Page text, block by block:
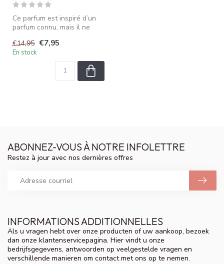
Ce parfum est inspiré d’un
parfum connu, mais il ne
€14,95 €7,95
En stock
INFORMATIONS ADDITIONNELLES
Als u vragen hebt over onze producten of uw aankoop, bezoek
dan onze klantenservicepagina. Hier vindt u onze
bedrijfsgegevens, antwoorden op veelgestelde vragen en
verschillende manieren om contact met ons op te nemen.
ABONNEZ-VOUS À NOTRE INFOLETTRE
Restez à jour avec nos dernières offres